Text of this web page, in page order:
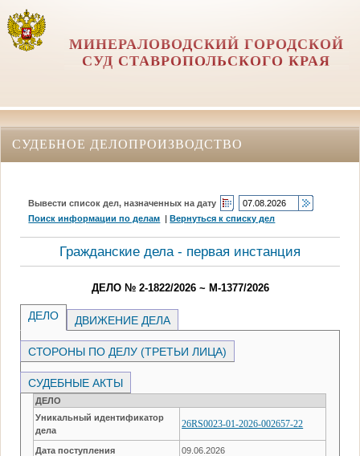
МИНЕРАЛОВОДСКИЙ ГОРОДСКОЙ
СУД СТАВРОПОЛЬСКОГО КРАЯ
СУДЕБНОЕ ДЕЛОПРОИЗВОДСТВО
Вывести список дел, назначенных на дату
Поиск информации по делам |Вернуться к списку дел
Гражданские дела - первая инстанция
ДЕЛО № 2-1822/2026 ~ М-1377/2026
ДЕЛО ДВИЖЕНИЕ ДЕЛА
СТОРОНЫ ПО ДЕЛУ (ТРЕТЬИ ЛИЦА)
СУДЕБНЫЕ АКТЫ
ДЕЛО
Уникальный идентификатор
дела
26RS0023-01-2026-002657-22
Дата поступления 09.06.2026